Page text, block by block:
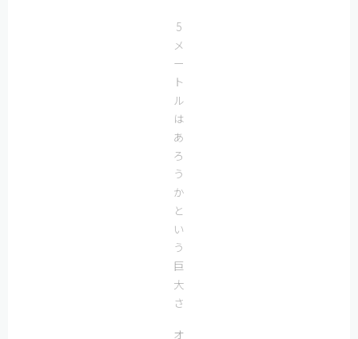
5
メ
ー
ト
ル
は
あ
ろ
う
か
と
い
う
巨
大
さ
オ